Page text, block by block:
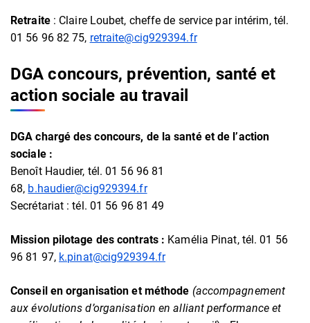
Retraite : Claire Loubet, cheffe de service par intérim, tél.
01 56 96 82 75, retraite@cig929394.fr
DGA concours, prévention, santé et
action sociale au travail
DGA chargé des concours, de la santé et de l’action
sociale :
Benoît Haudier, tél. 01 56 96 81
68, b.haudier@cig929394.fr
Secrétariat : tél. 01 56 96 81 49
Mission pilotage des contrats : Kamélia Pinat, tél. 01 56
96 81 97, k.pinat@cig929394.fr
Conseil en organisation et méthode (accompagnement
aux évolutions d’organisation en alliant performance et